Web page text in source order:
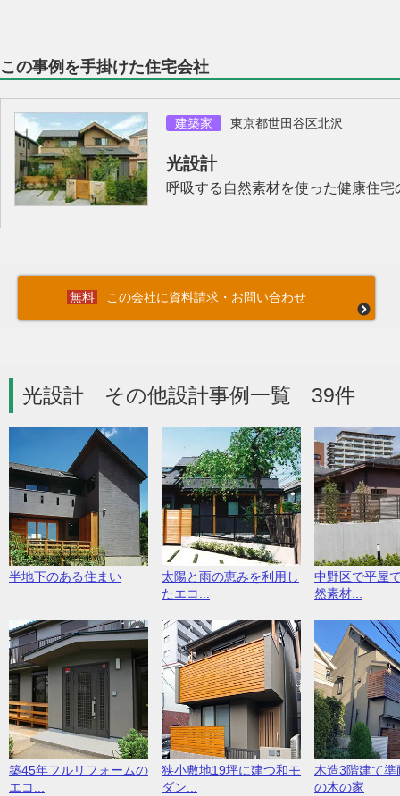
この事例を手掛けた住宅会社
建築家 東京都世田谷区北沢
光設計
呼吸する自然素材を使った健康住宅
この会社に資料請求・お問い合わせ
光設計 その他設計事例一覧 39件
半地下のある住まい
太陽と雨の恵みを利用し
たエコ...
中野区で平屋
然素材...
築45年フルリフォームの
エコ...
狭小敷地19坪に建つ和モ
ダン...
木造3階建て準
の木の家